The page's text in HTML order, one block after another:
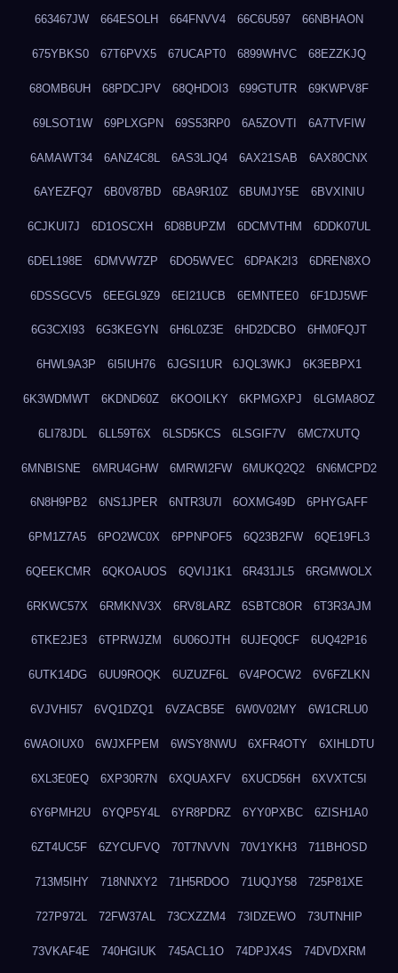
663467JW 664ESOLH 664FNVV4 66C6U597 66NBHAON
675YBKS0 67T6PVX5 67UCAPT0 6899WHVC 68EZZKJQ
68OMB6UH 68PDCJPV 68QHDOI3 699GTUTR 69KWPV8F
69LSOT1W 69PLXGPN 69S53RP0 6A5ZOVTI 6A7TVFIW
6AMAWT34 6ANZ4C8L 6AS3LJQ4 6AX21SAB 6AX80CNX
6AYEZFQ7 6B0V87BD 6BA9R10Z 6BUMJY5E 6BVXINIU
6CJKUI7J 6D1OSCXH 6D8BUPZM 6DCMVTHM 6DDK07UL
6DEL198E 6DMVW7ZP 6DO5WVEC 6DPAK2I3 6DREN8XO
6DSSGCV5 6EEGL9Z9 6EI21UCB 6EMNTEE0 6F1DJ5WF
6G3CXI93 6G3KEGYN 6H6L0Z3E 6HD2DCBO 6HM0FQJT
6HWL9A3P 6I5IUH76 6JGSI1UR 6JQL3WKJ 6K3EBPX1
6K3WDMWT 6KDND60Z 6KOOILKY 6KPMGXPJ 6LGMA8OZ
6LI78JDL 6LL59T6X 6LSD5KCS 6LSGIF7V 6MC7XUTQ
6MNBISNE 6MRU4GHW 6MRWI2FW 6MUKQ2Q2 6N6MCPD2
6N8H9PB2 6NS1JPER 6NTR3U7I 6OXMG49D 6PHYGAFF
6PM1Z7A5 6PO2WC0X 6PPNPOF5 6Q23B2FW 6QE19FL3
6QEEKCMR 6QKOAUOS 6QVIJ1K1 6R431JL5 6RGMWOLX
6RKWC57X 6RMKNV3X 6RV8LARZ 6SBTC8OR 6T3R3AJM
6TKE2JE3 6TPRWJZM 6U06OJTH 6UJEQ0CF 6UQ42P16
6UTK14DG 6UU9ROQK 6UZUZF6L 6V4POCW2 6V6FZLKN
6VJVHI57 6VQ1DZQ1 6VZACB5E 6W0V02MY 6W1CRLU0
6WAOIUX0 6WJXFPEM 6WSY8NWU 6XFR4OTY 6XIHLDTU
6XL3E0EQ 6XP30R7N 6XQUAXFV 6XUCD56H 6XVXTC5I
6Y6PMH2U 6YQP5Y4L 6YR8PDRZ 6YY0PXBC 6ZISH1A0
6ZT4UC5F 6ZYCUFVQ 70T7NVVN 70V1YKH3 711BHOSD
713M5IHY 718NNXY2 71H5RDOO 71UQJY58 725P81XE
727P972L 72FW37AL 73CXZZM4 73IDZEWO 73UTNHIP
73VKAF4E 740HGIUK 745ACL1O 74DPJX4S 74DVDXRM